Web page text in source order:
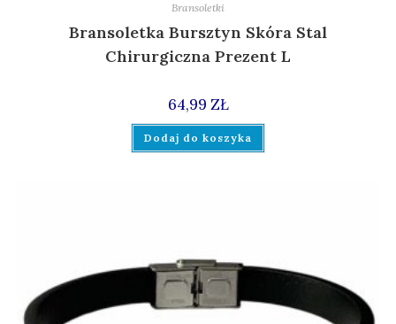
Bransoletki
Bransoletka Bursztyn Skóra Stal
Chirurgiczna Prezent L
64,99 ZŁ
Dodaj do koszyka